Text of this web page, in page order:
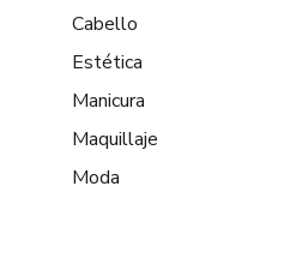
Cabello
Estética
Manicura
Maquillaje
Moda